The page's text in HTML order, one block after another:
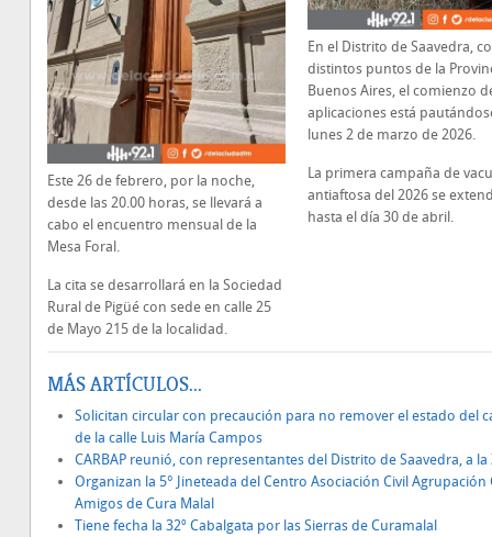
Este 26 de febrero, por la noche,
desde las 20.00 horas, se llevará a
cabo el encuentro mensual de la
Mesa Foral.
La cita se desarrollará en la Sociedad
Rural de Pigüé con sede en calle 25
de Mayo 215 de la localidad.
En el Distrito de Saavedra,
distintos puntos de la
Buenos Aires, el comienzo
aplicaciones está
lunes 2 de marzo de 2026.
La primera campaña de
antiaftosa del 2026 se
hasta el día 30 de abril.
MÁS ARTÍCULOS...
Solicitan circular con precaución para no remover el estado del
de la calle Luis María Campos
CARBAP reunió, con representantes del Distrito de Saavedra, a la
Organizan la 5° Jineteada del Centro Asociación Civil Agrupación
Amigos de Cura Malal
Tiene fecha la 32º Cabalgata por las Sierras de Curamalal